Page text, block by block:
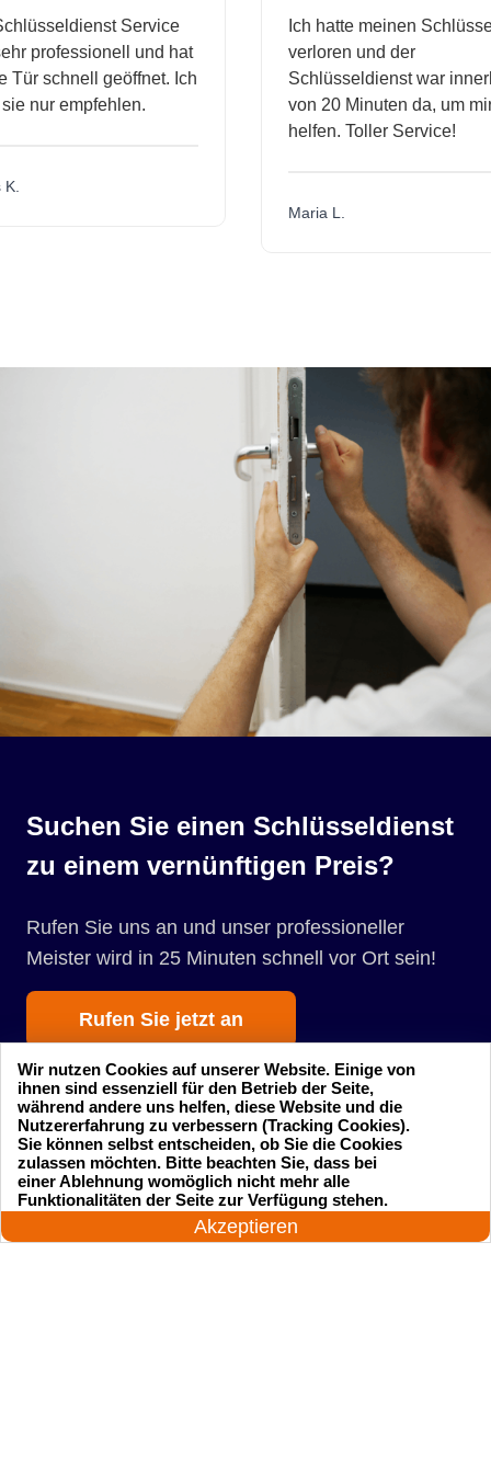
Service
professionell und hat
schnell geöffnet. Ich
nur empfehlen.
Ich hatte meinen Schlüssel
verloren und der
Schlüsseldienst war
von 20 Minuten da, um mir
helfen. Toller Service!
Maria L.
Suchen Sie einen Schlüsseldienst
zu einem vernünftigen Preis?
Rufen Sie uns an und unser professioneller
Meister wird in 25 Minuten schnell vor Ort sein!
Rufen Sie jetzt an
Startseite Einsatzgebiete
Preise
24 Stunden am Tag
Akzeptieren
Wir nutzen Cookies auf unserer Website. Einige von
ihnen sind essenziell für den Betrieb der Seite,
während andere uns helfen, diese Website und die
Nutzererfahrung zu verbessern (Tracking Cookies).
Sie können selbst entscheiden, ob Sie die Cookies
zulassen möchten. Bitte beachten Sie, dass bei
einer Ablehnung womöglich nicht mehr alle
Funktionalitäten der Seite zur Verfügung stehen.